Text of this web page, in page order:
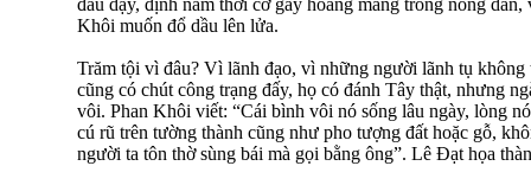
đầu dậy, định nắm thời cơ gây hoang mang trong nông
Khôi muốn đổ dầu lên lửa.
Trăm tội vì đâu? Vì lãnh đạo, vì những người lãnh tụ
cũng có chút công trạng đấy, họ có đánh Tây thật, nhưng
vôi. Phan Khôi viết: “Cái bình vôi nó sống lâu ngày, lòng
cú rũ trên tường thành cũng như pho tượng đất hoặc gỗ,
người ta tôn thờ sùng bái mà gọi bằng ông”. Lê Đạt họa